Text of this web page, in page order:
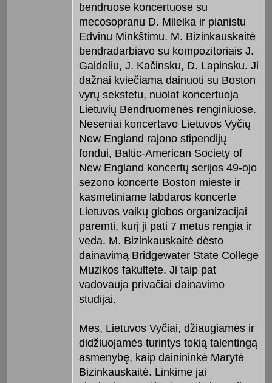
bendruose koncertuose su
mecosopranu D. Mileika ir pianistu
Edvinu Minkštimu. M. Bizinkauskaitė
bendradarbiavo su kompozitoriais J.
Gaideliu, J. Kačinsku, D. Lapinsku. Ji
dažnai kviečiama dainuoti su Boston
vyrų sekstetu, nuolat koncertuoja
Lietuvių Bendruomenės renginiuose.
Neseniai koncertavo Lietuvos Vyčių
New England rajono stipendijų
fondui, Baltic-American Society of
New England koncertų serijos 49-ojo
sezono koncerte Boston mieste ir
kasmetiniame labdaros koncerte
Lietuvos vaikų globos organizacijai
paremti, kurį ji pati 7 metus rengia ir
veda. M. Bizinkauskaitė dėsto
dainavimą Bridgewater State College
Muzikos fakultete. Ji taip pat
vadovauja privačiai dainavimo
studijai.
Mes, Lietuvos Vyčiai, džiaugiamės ir
didžiuojamės turintys tokią talentingą
asmenybę, kaip dainininkė Marytė
Bizinkauskaitė. Linkime jai